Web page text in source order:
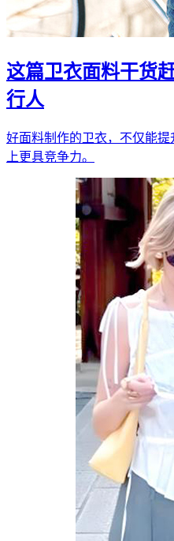
这篇卫衣面料干货
行人
好面料制作的卫衣，不仅能
上更具竞争力。